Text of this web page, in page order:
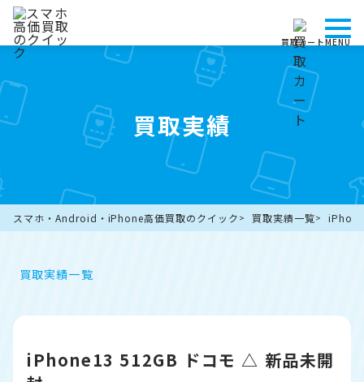
買取カートMENU
買取実績
スマホ・Android・iPhone高価買取のクイック 買取実績一覧
買取実績一覧
iPhone13 512GB ドコモ △ 新品未開